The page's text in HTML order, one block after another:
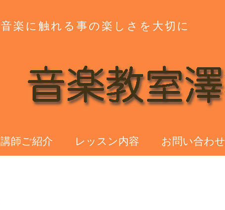
音楽に触れる事の楽しさを大切に
講師ご紹介 レッスン内容 お問い合わせ